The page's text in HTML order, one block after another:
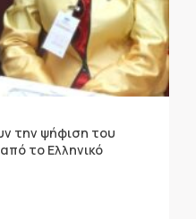
την ψήφιση του
το Ελληνικό